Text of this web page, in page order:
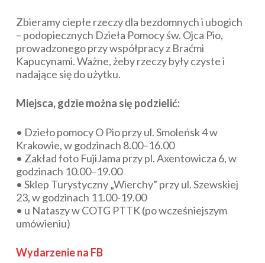
Zbieramy ciepłe rzeczy dla bezdomnych i ubogich
– podopiecznych Dzieła Pomocy św. Ojca Pio,
prowadzonego przy współpracy z Braćmi
Kapucynami. Ważne, żeby rzeczy były czyste i
nadające się do użytku.
Miejsca, gdzie można się podzielić:
• Dzieło pomocy O Pio przy ul. Smoleńsk 4 w
Krakowie, w godzinach 8.00–16.00
• Zakład foto FujiJama przy pl. Axentowicza 6, w
godzinach 10.00–19.00
• Sklep Turystyczny „Wierchy” przy ul. Szewskiej
23, w godzinach 11.00-19.00
• u Nataszy w COTG PTTK (po wcześniejszym
umówieniu)
Wydarzenie na FB